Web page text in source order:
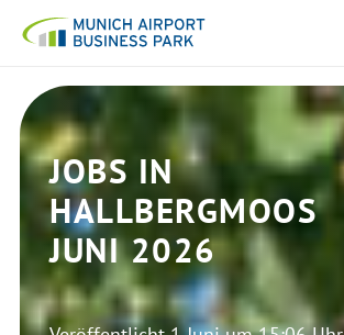
JOBS IN
HALLBERGMOOS
JUNI 2026